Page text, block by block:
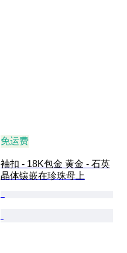
免运费
袖扣 - 18K包金 黄金 - 石英
晶体镶嵌在珍珠母上